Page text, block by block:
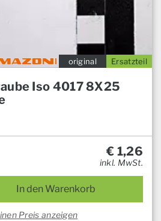
Ersatzteil
original
Iso 4017 8X25
€ 1,26
inkl. MwSt.
In den Warenkorb
Preis anzeigen